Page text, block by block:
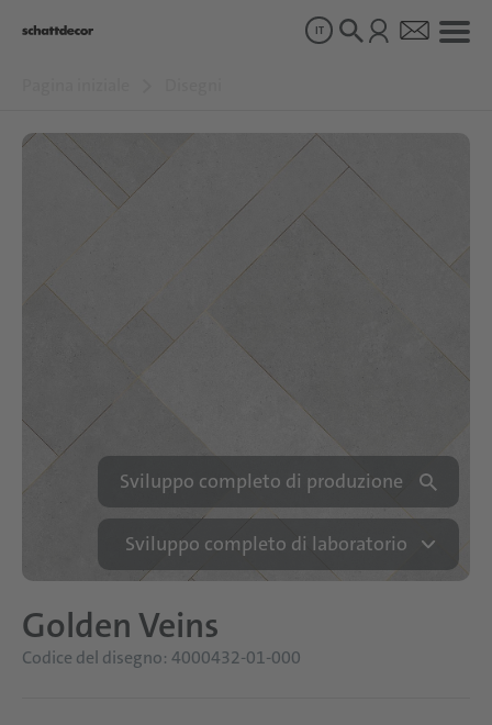
Sostenibilità
IT
Sviluppo completo di produzione
Sviluppo completo di laboratorio
Golden Veins
Codice del disegno: 4000432-01-000